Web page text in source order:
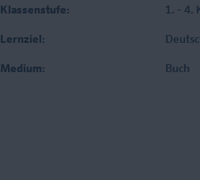
Klassenstufe: 1. - 4.
Lernziel:
Medium: Buch